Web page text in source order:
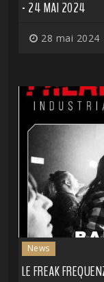
- 24 MAI 2024
28 mai 2024
News
LE FREAK